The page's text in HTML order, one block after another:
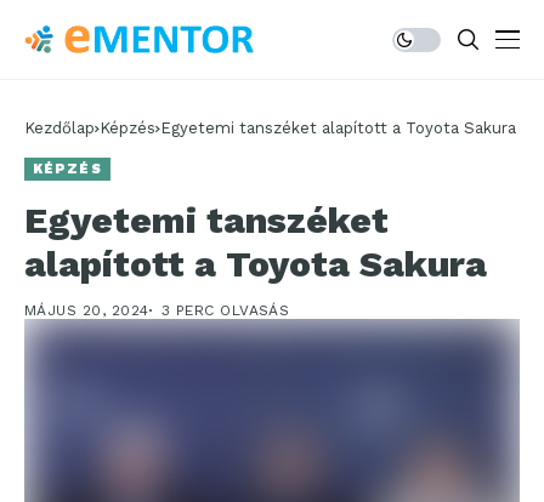
Kezdőlap Képzés Egyetemi tanszéket alapított a Toyota Sakura
KÉPZÉS
Egyetemi tanszéket
alapított a Toyota Sakura
MÁJUS 20, 2024 3 PERC OLVASÁS